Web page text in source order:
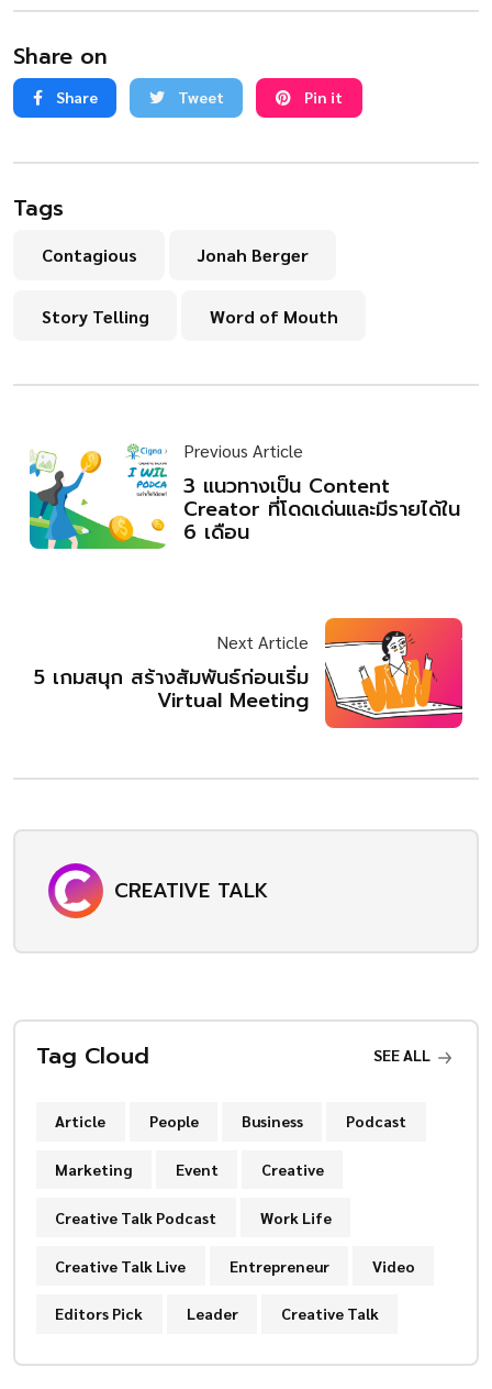
Share on
Share Tweet Pin it
Tags
Contagious Jonah Berger
Story Telling Word of Mouth
Previous Article
3 แนวทางเป็น Content
Creator ที่โดดเด่นและมีรายได้ใน
6 เดือน
Next Article
5 เกมสนุก สร้างสัมพันธ์ก่อนเริ่ม
Virtual Meeting
CREATIVE TALK
Tag Cloud SEE ALL
Article People Business Podcast
Marketing Event Creative
Creative Talk Podcast Work Life
Creative Talk Live Entrepreneur Video
Editors Pick Leader Creative Talk